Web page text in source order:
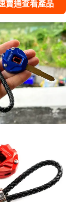
賣通查看產品